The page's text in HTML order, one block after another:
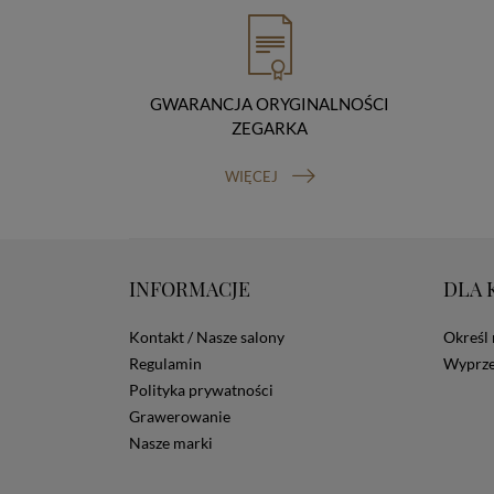
GWARANCJA ORYGINALNOŚCI
ZEGARKA
WIĘCEJ
INFORMACJE
Kontakt / Nasze salony
Regulamin
Polityka prywatności
Grawerowanie
Nasze marki
DLA
Określ